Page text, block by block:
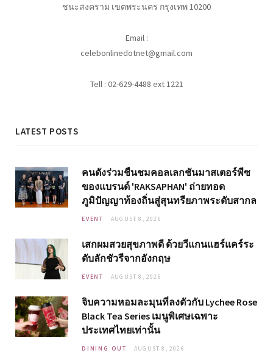
ชนะสงคราม เขตพระนคร กรุงเทพ 10200
Email :
celebonlinedotnet@gmail.com
Tell : 02-629-4488 ext 1221
LATEST POSTS
คนดังร่วมชื่นชมคอลเลกชันมาสเตอร์พีซ
ของแบรนด์ 'RAKSAPHAN' ถ่ายทอด
ภูมิปัญญาท้องถิ่นสู่สุนทรียภาพระดับสากล
EVENT AUGUST 8, 2026
เสกผมสวยสุขภาพดี ด้วยวีแกนแฮร์แคร์ระ
ดับลักชัวรีจากอังกฤษ
EVENT AUGUST 8, 2026
จิบความหอมละมุนที่ลงตัวกับ Lychee Rose
Black Tea Series เมนูพิเศษเฉพาะ
ประเทศไทยเท่านั้น
DINING OUT AUGUST 8, 2026